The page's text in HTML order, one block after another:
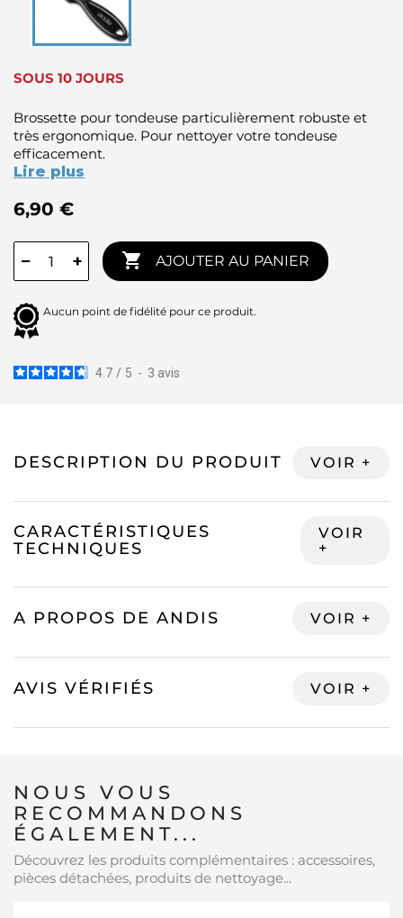
SOUS 10 JOURS
Brossette pour tondeuse particulièrement robuste et
très ergonomique. Pour nettoyer votre tondeuse
efficacement.
Lire plus
6,90 €
− +  AJOUTER AU PANIER
Aucun point de fidélité pour ce produit.
4.7 / 5 - 3 avis
DESCRIPTION DU PRODUIT
CARACTÉRISTIQUES
TECHNIQUES
A PROPOS DE ANDIS
AVIS VÉRIFIÉS
NOUS VOUS
RECOMMANDONS
ÉGALEMENT...
Découvrez les produits complémentaires : accessoires,
pièces détachées, produits de nettoyage...